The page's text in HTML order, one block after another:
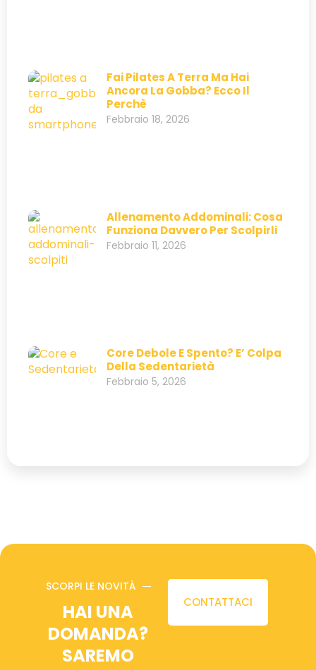
Fai Pilates A Terra Ma Hai
Ancora La Gobba? Ecco Il
Perchè
Febbraio 18, 2026
Allenamento Addominali: Cosa
Funziona Davvero Per Scolpirli
Febbraio 11, 2026
Core Debole E Spento? E’ Colpa
Della Sedentarietà
Febbraio 5, 2026
SCORPI LE NOVITÀ
HAI UNA
DOMANDA?
SAREMO
CONTATTACI